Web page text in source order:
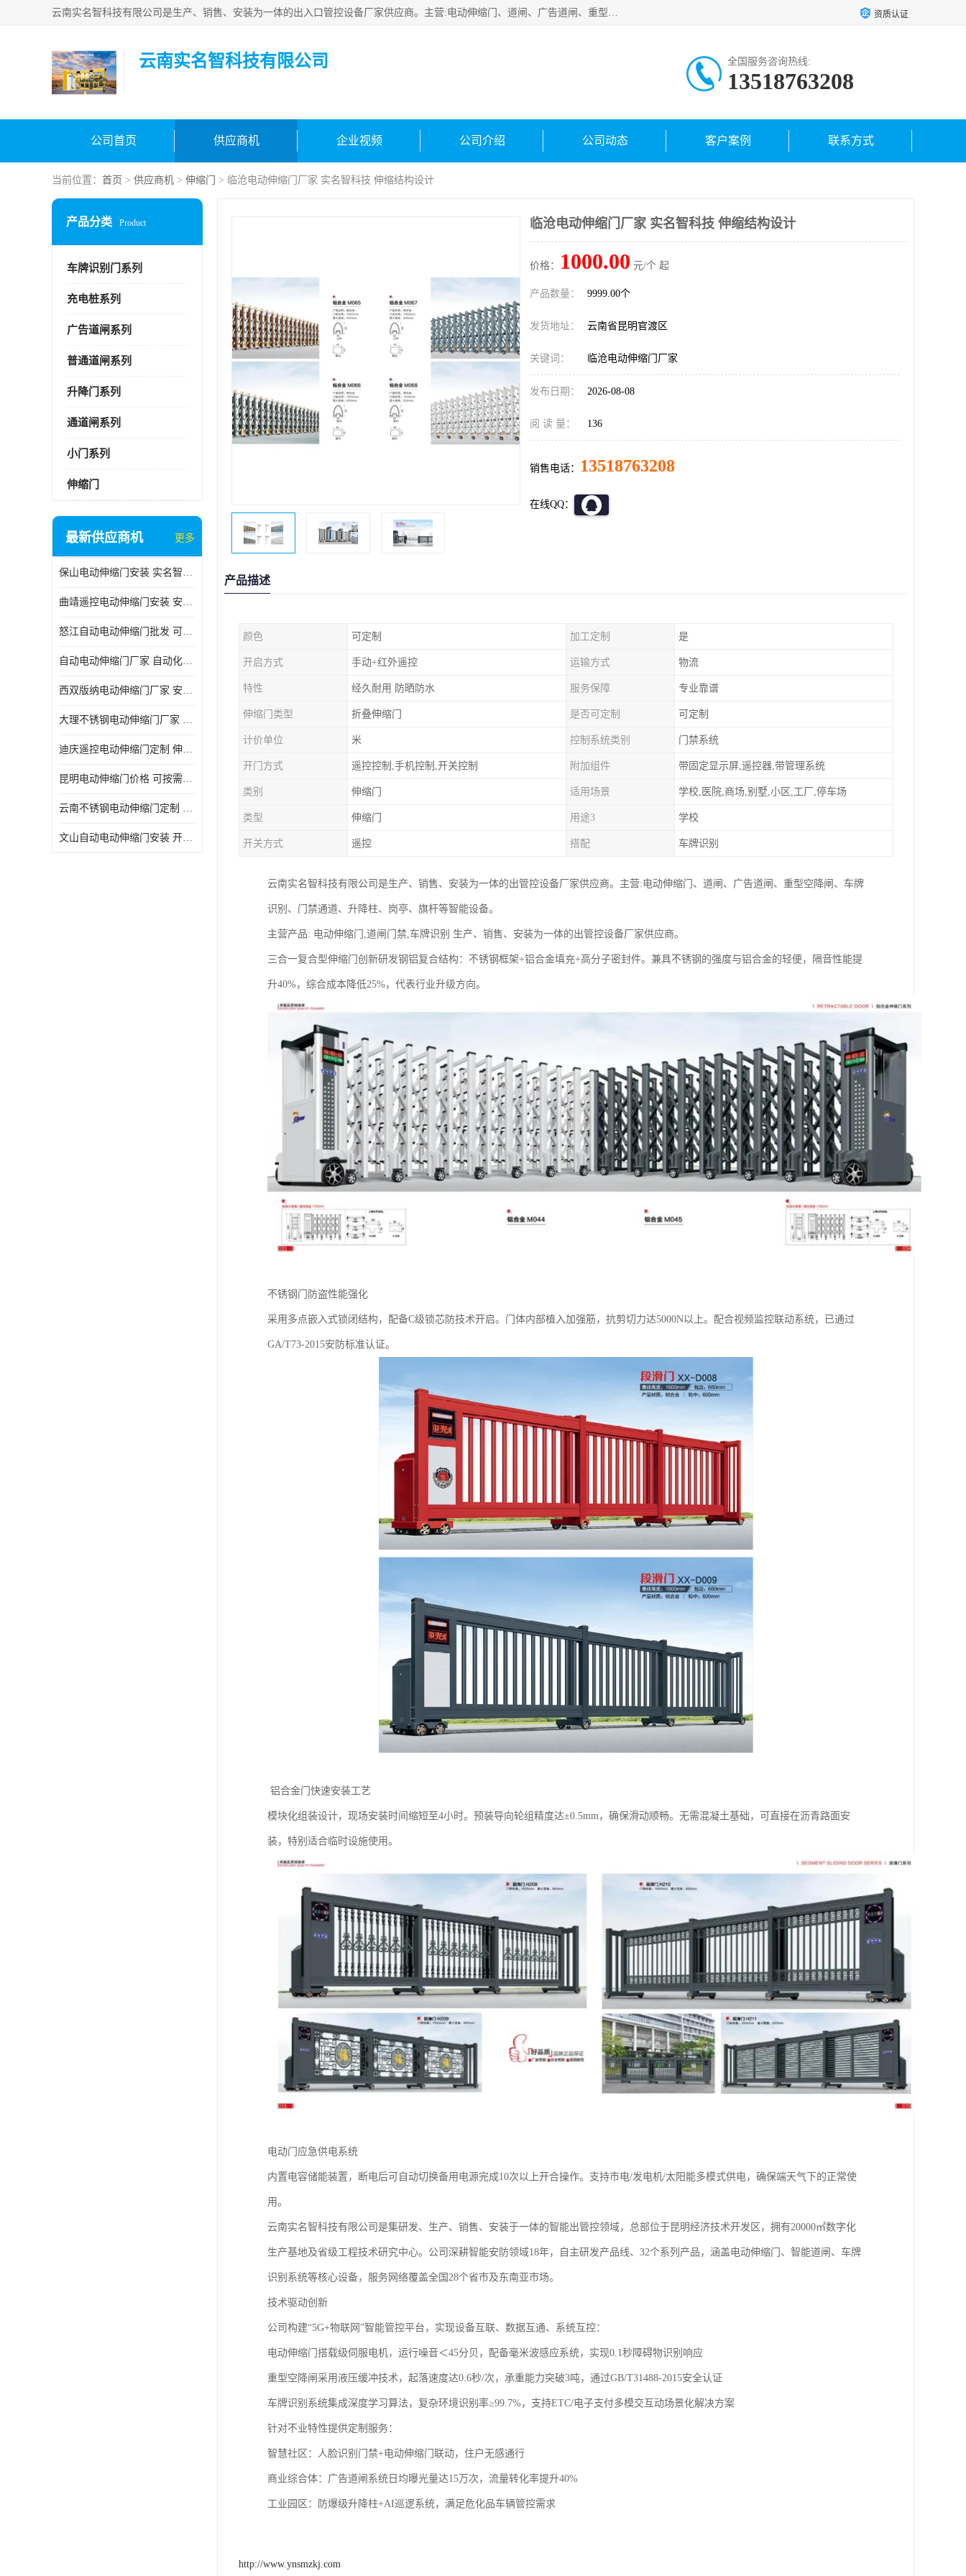
云南实名智科技有限公司是生产、销售、安装为一体的出入口管控设备厂家供应商。主营:电动伸缩门、道闸、广告道闸、重型空降闸、车牌识别、门禁通道、升降柱、岗亭、旗杆等智能设备。主营产品: 电动伸缩门,道闸门禁,车牌识别 生产、销售、安装为一体的出入口管控设备厂家源头供应商。 资质认证
云南实名智科技有限公司 全国服务咨询热线:
13518763208
公司首页 供应商机 企业视频 公司介绍 公司动态 客户案例 联系方式
当前位置： 首页 > 供应商机 > 伸缩门 > 临沧电动伸缩门厂家 实名智科技 伸缩结构设计
产品分类 Product
车牌识别门系列
充电桩系列
广告道闸系列
普通道闸系列
升降门系列
通道闸系列
小门系列
伸缩门
最新供应商机 更多
保山电动伸缩门安装 实名智科技 安全性高
曲靖遥控电动伸缩门安装 安全性高
怒江自动电动伸缩门批发 可按需定制
自动电动伸缩门厂家 自动化操作
西双版纳电动伸缩门厂家 安全性高
大理不锈钢电动伸缩门厂家 适合狭窄通道
迪庆遥控电动伸缩门定制 伸缩结构设计
昆明电动伸缩门价格 可按需定制
云南不锈钢电动伸缩门定制 自动化操作
文山自动电动伸缩门安装 开启后占用空间小
临沧电动伸缩门厂家 实名智科技 伸缩结构设计
价格： 1000.00 元/个 起
产品数量： 9999.00个
发货地址： 云南省昆明官渡区
关键词： 临沧电动伸缩门厂家
发布日期： 2026-08-08
阅 读 量： 136
销售电话： 13518763208
在线QQ：
产品描述
颜色 可定制 加工定制 是
开启方式 手动+红外遥控 运输方式 物流
特性 经久耐用 防晒防水 服务保障 专业靠谱
伸缩门类型 折叠伸缩门 是否可定制 可定制
计价单位 米 控制系统类别 门禁系统
开门方式 遥控控制,手机控制,开关控制 附加组件 带固定显示屏,遥控器,带管理系统
类别 伸缩门 适用场景 学校,医院,商场,别墅,小区,工厂,停车场
类型 伸缩门 用途3 学校
开关方式 遥控 搭配 车牌识别
云南实名智科技有限公司是生产、销售、安装为一体的出管控设备厂家供应商。主营:电动伸缩门、道闸、广告道闸、重型空降闸、车牌
识别、门禁通道、升降柱、岗亭、旗杆等智能设备。
主营产品: 电动伸缩门,道闸门禁,车牌识别 生产、销售、安装为一体的出管控设备厂家供应商。
‌三合一复合型伸缩门‌创新研发钢铝复合结构：不锈钢框架+铝合金填充+高分子密封件。兼具不锈钢的强度与铝合金的轻便，隔音性能提
升40%，综合成本降低25%，代表行业升级方向。
不锈钢门防盗性能强化‌
采用多点嵌入式锁闭结构，配备C级锁芯防技术开启。门体内部植入加强筋，抗剪切力达5000N以上。配合视频监控联动系统，已通过
GA/T73-2015安防标准认证。
‌ 铝合金门快速安装工艺‌
模块化组装设计，现场安装时间缩短至4小时。预装导向轮组精度达±0.5mm，确保滑动顺畅。无需混凝土基础，可直接在沥青路面安
装，特别适合临时设施使用。
电动门应急供电系统‌
内置电容储能装置，断电后可自动切换备用电源完成10次以上开合操作。支持市电/发电机/太阳能多模式供电，确保端天气下的正常使
用。
云南实名智科技有限公司是集研发、生产、销售、安装于一体的智能出管控领域，总部位于昆明经济技术开发区，拥有20000㎡数字化
生产基地及省级工程技术研究中心。公司深耕智能安防领域18年，自主研发产品线、32个系列产品，涵盖电动伸缩门、智能道闸、车牌
识别系统等核心设备，服务网络覆盖全国28个省市及东南亚市场。
‌技术驱动创新‌
公司构建“5G+物联网”智能管控平台，实现设备互联、数据互通、系统互控：
电动伸缩门搭载级伺服电机，运行噪音＜45分贝，配备毫米波感应系统，实现0.1秒障碍物识别响应
重型空降闸采用液压缓冲技术，起落速度达0.6秒/次，承重能力突破3吨，通过GB/T31488-2015安全认证
车牌识别系统集成深度学习算法，复杂环境识别率≥99.7%，支持ETC/电子支付多模交互动场景化解决方案‌
针对不业特性提供定制服务：
‌智慧社区‌：人脸识别门禁+电动伸缩门联动，住户无感通行
‌商业综合体‌：广告道闸系统日均曝光量达15万次，流量转化率提升40%
‌工业园区‌：防爆级升降柱+AI巡逻系统，满足危化品车辆管控需求
http://www.ynsmzkj.com